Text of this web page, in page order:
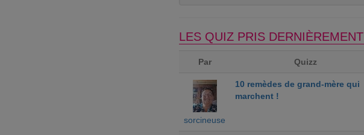
LES QUIZ PRIS DERNIÈREMENT
Par Quizz
sorcineuse
10 remèdes de grand-mère qui
marchent !